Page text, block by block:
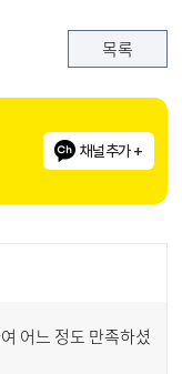
목록
채널추가 +
어느 정도 만족하셨